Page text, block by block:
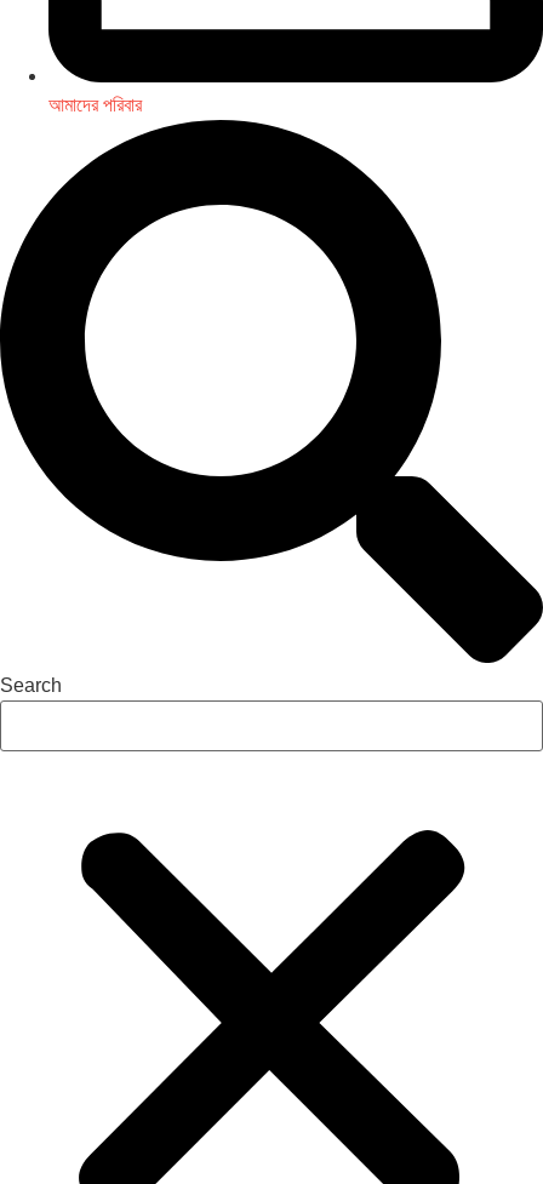
আমাদের পরিবার
Search